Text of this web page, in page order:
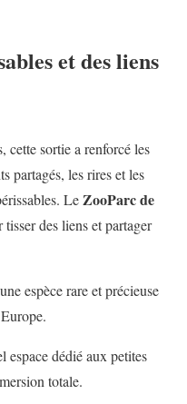
et des liens
cette sortie a renforcé les
partagés, les rires et les
LeZooParc de
des liens et partager
espèce rare et précieuse
espace dédié aux petites
totale.